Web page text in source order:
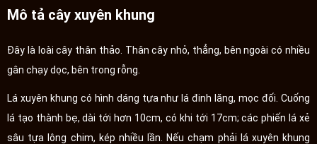
Mô tả cây xuyên khung
Đây là loài cây thân thảo. Thân cây nhỏ, thẳng, bên ngoài có nhiều
gân chạy dọc, bên trong rỗng.
Lá xuyên khung có hình dáng tựa như lá đinh lăng, mọc đối. Cuống
lá tạo thành bẹ, dài tới hơn 10cm, có khi tới 17cm; các phiến lá xẻ
sâu tựa lông chim, kép nhiều lần. Nếu chạm phải lá xuyên khung